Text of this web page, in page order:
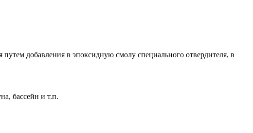
добавления в эпоксидную смолу специального отвердителя, в
бассейн и т.п.